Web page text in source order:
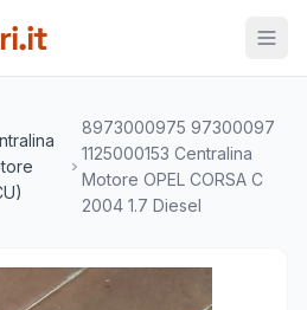
8973000975 97300097
1125000153 Centralina
Motore OPEL CORSA C
2004 1.7 Diesel